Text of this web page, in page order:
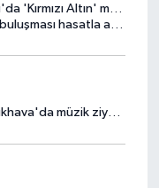
Altın' mesaisi
hasatla açıldı
müzik ziyafeti